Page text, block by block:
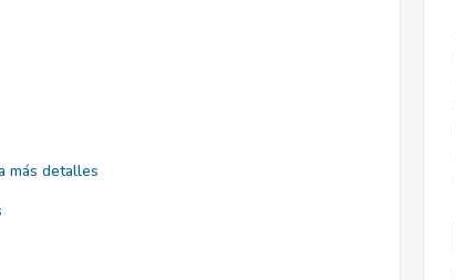
más detalles